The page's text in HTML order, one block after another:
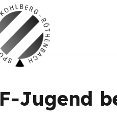
F-Jugend